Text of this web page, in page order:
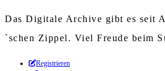
Das Digitale Archive gibt es seit
`schen Zippel. Viel Freude beim
Zum
Registrieren